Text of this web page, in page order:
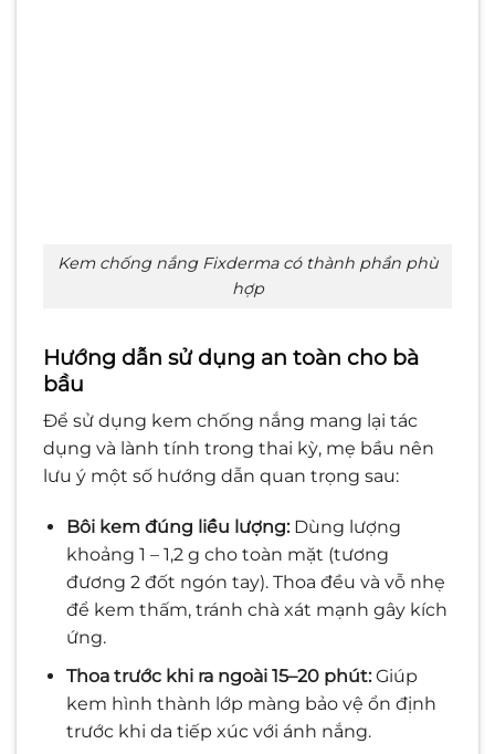
Kem chống nắng Fixderma có thành phần phù
hợp
Hướng dẫn sử dụng an toàn cho bà
bầu
Để sử dụng kem chống nắng mang lại tác
dụng và lành tính trong thai kỳ, mẹ bầu nên
lưu ý một số hướng dẫn quan trọng sau:
Bôi kem đúng liều lượng:Dùng lượng
khoảng 1 – 1,2 g cho toàn mặt (tương
đương 2 đốt ngón tay). Thoa đều và vỗ nhẹ
để kem thấm, tránh chà xát mạnh gây kích
ứng.
Thoa trước khi ra ngoài 15–20 phút:Giúp
kem hình thành lớp màng bảo vệ ổn định
trước khi da tiếp xúc với ánh nắng.